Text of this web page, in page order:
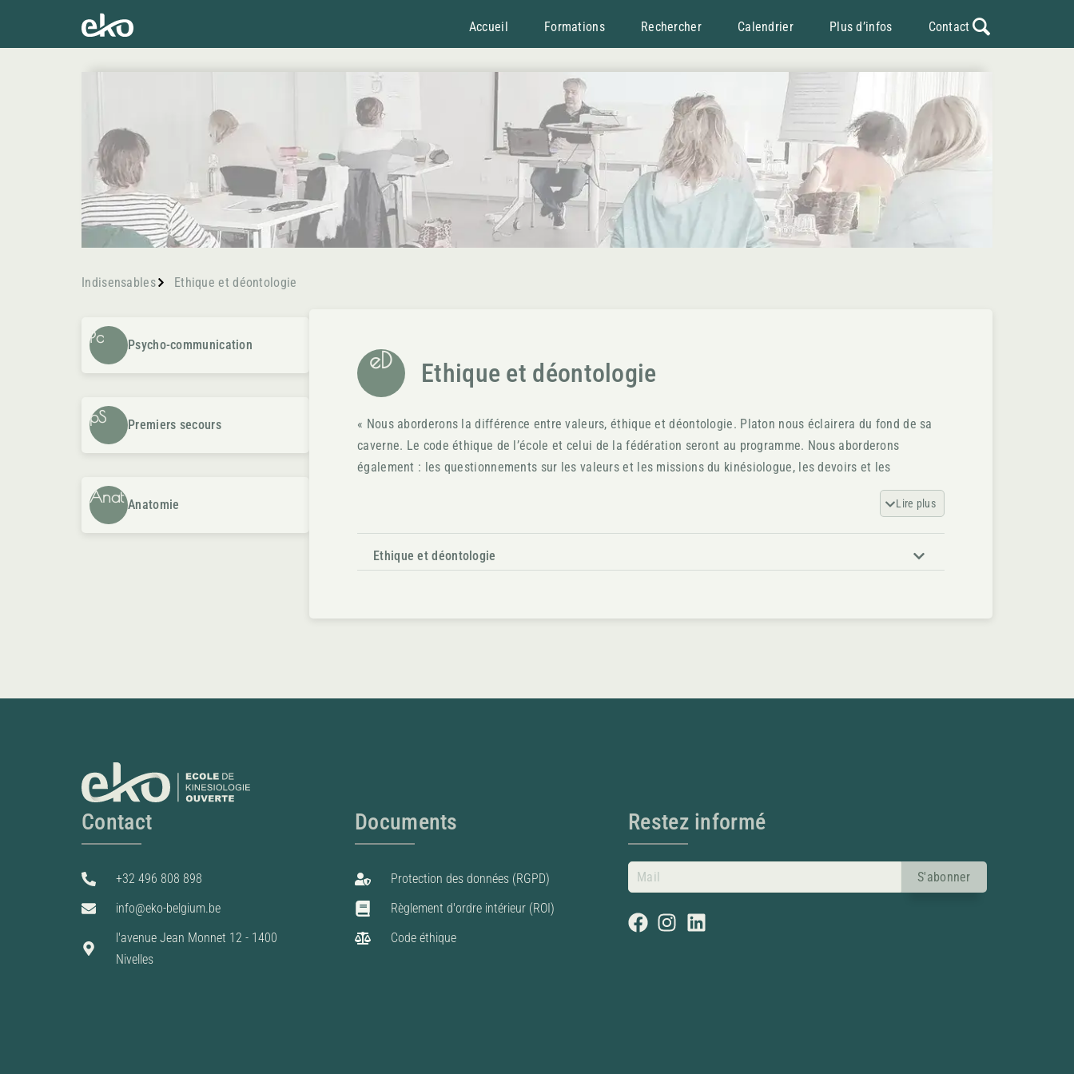
Accueil Formations Rechercher Calendrier Plus d’infos Contact
Indisensables Ethique et déontologie
Pc Psycho-communication
pS Premiers secours
Anat Anatomie
eD Ethique et déontologie
« Nous aborderons la différence entre valeurs, éthique et déontologie. Platon nous éclairera du fond de sa
caverne. Le code éthique de l’école et celui de la fédération seront au programme. Nous aborderons
également : les questionnements sur les valeurs et les missions du kinésiologue, les devoirs et les
obligations du praticien, le côté pratique de leur mise en application, les situations rencontrées et les
Lire plus
Ethique et déontologie
Contact
+32 496 808 898
info@eko-belgium.be
l'avenue Jean Monnet 12 - 1400
Nivelles
Documents
Protection des données (RGPD)
Règlement d'ordre intérieur (ROI)
Code éthique
Restez informé
S'abonner